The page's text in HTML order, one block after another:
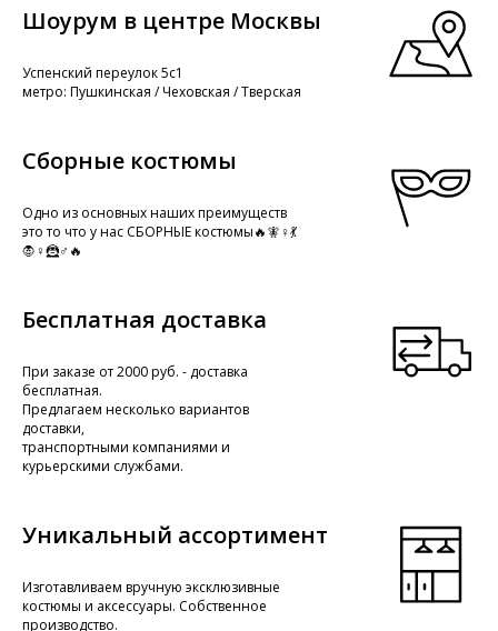
Шоурум в центре Москвы
Успенский переулок 5с1
метро: Пушкинская / Чеховская / Тверская
Сборные костюмы
Одно из основных наших преимуществ
это то что у нас СБОРНЫЕ костюмы🔥🧚♀️💃
🧛♀️🦹♂️🔥
Бесплатная доставка
При заказе от 2000 руб. - доставка
бесплатная.
Предлагаем несколько вариантов
доставки,
транспортными компаниями и
курьерскими службами.
Уникальный ассортимент
Изготавливаем вручную эксклюзивные
костюмы и аксессуары. Собственное
производство.